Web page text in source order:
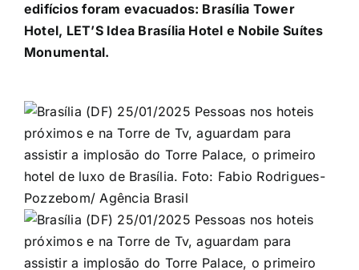
edifícios foram evacuados: Brasília Tower
Hotel, LET’S Idea Brasília Hotel e Nobile Suítes
Monumental.